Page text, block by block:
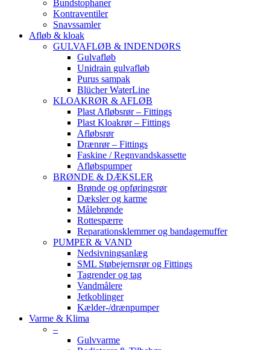
Bundstophaner
Kontraventiler
Snavssamler
Afløb & kloak
GULVAFLØB & INDENDØRS
Gulvafløb
Unidrain gulvafløb
Purus sampak
Blücher WaterLine
KLOAKRØR & AFLØB
Plast Afløbsrør – Fittings
Plast Kloakrør – Fittings
Afløbsrør
Drænrør – Fittings
Faskine / Regnvandskassette
Afløbspumper
BRØNDE & DÆKSLER
Brønde og opføringsrør
Dæksler og karme
Målebrønde
Rottespærre
Reparationsklemmer og bandagemuffer
PUMPER & VAND
Nedsivningsanlæg
SML Støbejernsrør og Fittings
Tagrender og tag
Vandmålere
Jetkoblinger
Kælder-/drænpumper
Varme & Klima
–
Gulvvarme